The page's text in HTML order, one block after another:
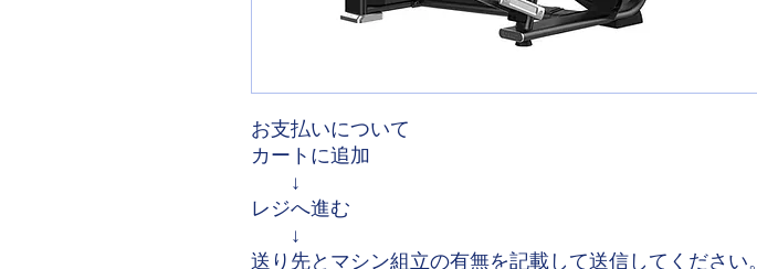
お支払いについて
カートに追加
↓
レジへ進む
↓
送り先とマシン組立の有無を記載して送信してください。